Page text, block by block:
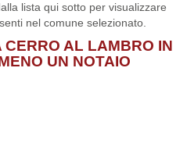
lista qui sotto per visualizzare
nel comune selezionato.
CERRO AL LAMBRO IN
UN NOTAIO